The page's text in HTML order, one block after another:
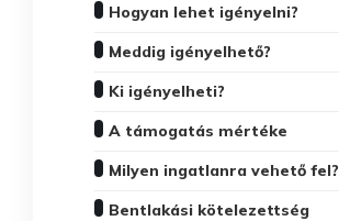
Hogyan lehet igényelni?
Meddig igényelhető?
Ki igényelheti?
A támogatás mértéke
Milyen ingatlanra vehető fel?
Bentlakási kötelezettség